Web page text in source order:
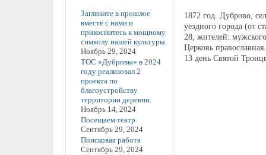
Загляните в прошлое
вместе с нами и
прикоснитесь к мощному
символу нашей культуры.
Ноябрь 29, 2024
ТОС «Дубровы» в 2024
году реализовал 2
проекта по
благоустройству
территории деревни.
Ноябрь 14, 2024
Посещаем театр
Сентябрь 29, 2024
Поисковая работа
Сентябрь 29, 2024
1872 год. Дуброво,
уездного города (от
28, жителей:
Церковь
13 день Святой